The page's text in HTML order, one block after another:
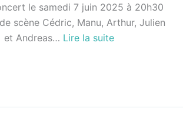
le samedi 7 juin 2025 à 20h30
scène Cédric, Manu, Arthur, Julien
et Andreas… Lire la suite: